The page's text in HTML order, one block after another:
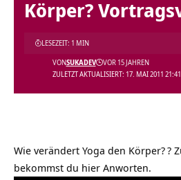
Körper?
ZULETZT AKTUALISIERT: 17. MAI 2011 21:41
VONSUKADEV VOR 15 JAHREN
LESEZEIT: 1 MIN
Wie verändert Yoga den Körper??
bekommst du hier Anworten.